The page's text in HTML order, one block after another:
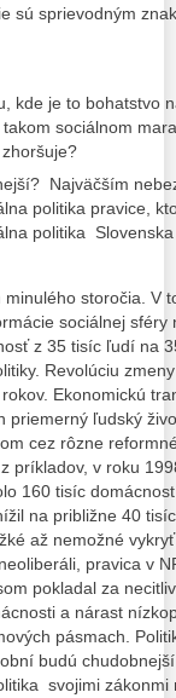
sú sprievodným
je to bohatstvo
sociálnom
Najväčším
politika pravice,
politika
storočia. V
sociálnej
z 35 tisíc ľudí na
Revolúciu
Ekonomickú
ľudský
cez rôzne
príkladov, v roku
160 tisíc
na približne 40
až nemožné
pravica v
pokladal za
a nárast
pásmach.
budú
svojimi